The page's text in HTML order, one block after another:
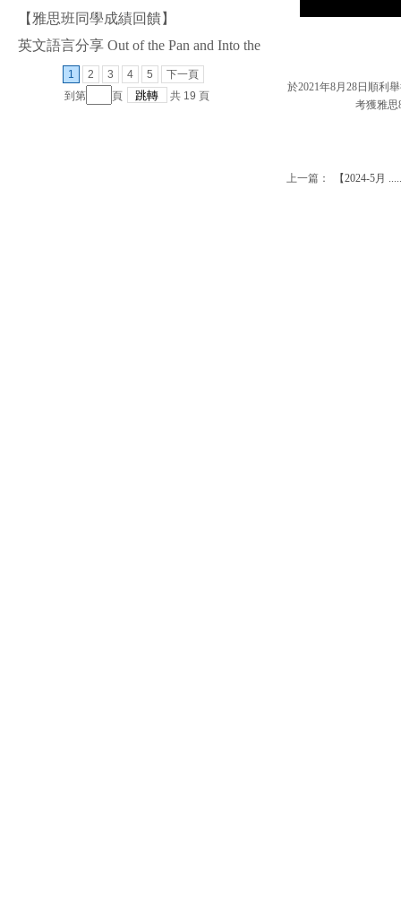
見絀)
【雅思班同學成績回饋】
英文語言分享 Out of the Pan and Into the
Fire (出鍋入火)
1 2 3 4 5
下一頁
到第
頁 共 19 頁
於2021年8月28日順利
考獲雅思
上一篇： 【2024-5月